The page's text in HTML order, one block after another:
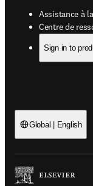
Assistance à
Centre de
opens in new
Sign in to
Global | English